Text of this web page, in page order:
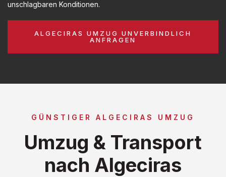
unschlagbaren Konditionen.
ALGECIRAS UMZUG UNVERBINDLICH
ANFRAGEN
GÜNSTIGER ALGECIRAS UMZUG
Umzug & Transport
nach Algeciras